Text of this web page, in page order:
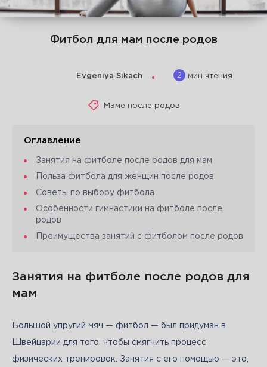
Фитбол для мам после родов
Evgeniya Sikach 2 мин чтения
Маме после родов
Оглавление
Занятия на фитболе после родов для мам
Польза фитбола для женщин после родов
Советы по выбору фитбола
Особенности гимнастики на фитболе после
родов
Преимущества занятий с фитболом после родов
Занятия на фитболе после родов для
мам
Большой упругий мяч — фитбол — был придуман в
Швейцарии для того, чтобы смягчить процесс
физических тренировок. Занятия с его помощью — это,